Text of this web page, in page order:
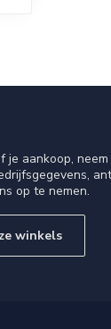
aankoop,
op te nemen.
winkels